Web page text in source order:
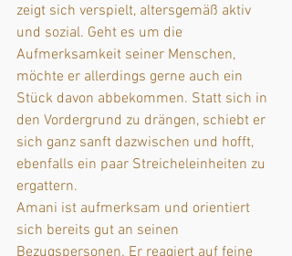
zeigt sich verspielt, altersgemäß aktiv
und sozial. Geht es um die
Aufmerksamkeit seiner Menschen,
möchte er allerdings gerne auch ein
Stück davon abbekommen. Statt sich in
den Vordergrund zu drängen, schiebt er
sich ganz sanft dazwischen und hofft,
ebenfalls ein paar Streicheleinheiten zu
ergattern.
Amani ist aufmerksam und orientiert
sich bereits gut an seinen
Bezugspersonen. Er reagiert auf feine